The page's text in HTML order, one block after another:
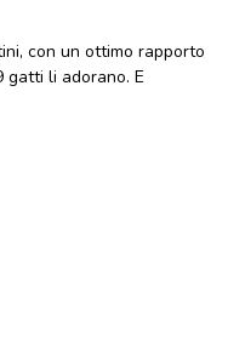
con un ottimo rapporto
gatti li adorano. E